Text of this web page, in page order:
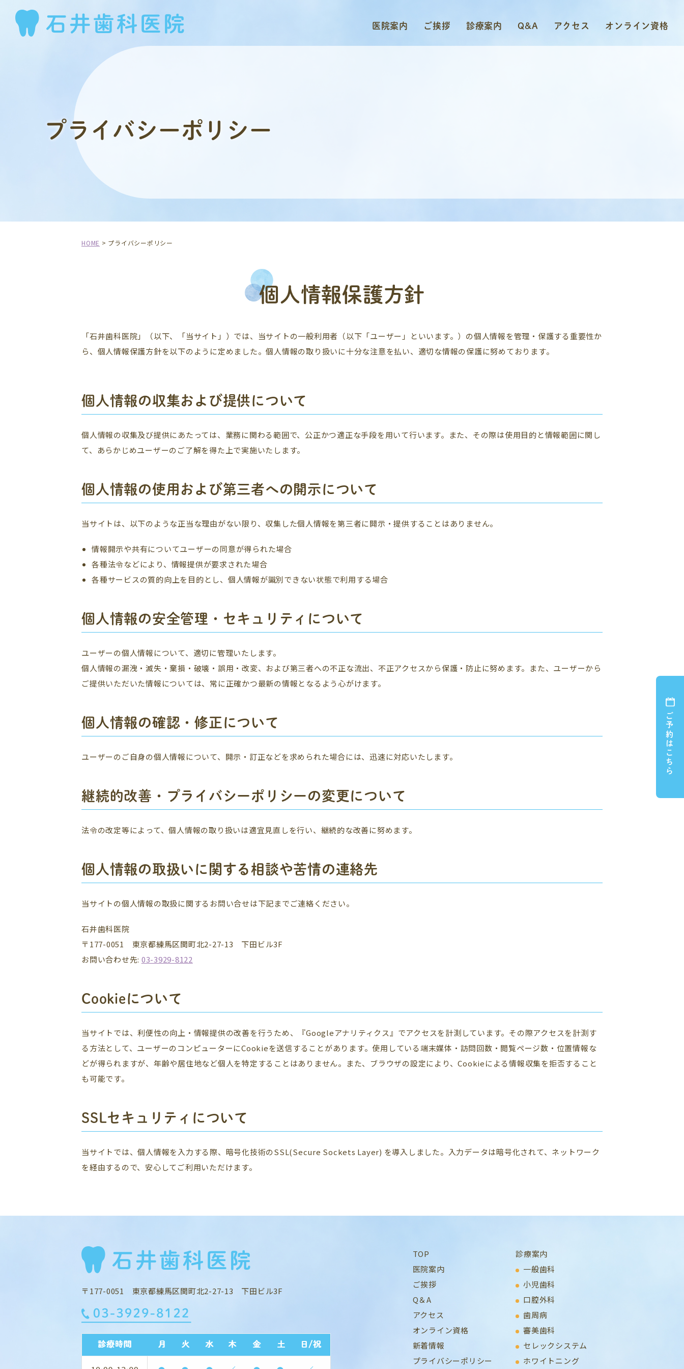
医院案内 ご挨拶 診療案内 Q&A アクセス オンライン資格
プライバシーポリシー
HOME > プライバシーポリシー
個人情報保護方針
「石井歯科医院」（以下、「当サイト」）では、当サイトの一般利用者（以下「ユーザー」といいます。）の個人情報を管理・保護する重要性か
ら、個人情報保護方針を以下のように定めました。個人情報の取り扱いに十分な注意を払い、適切な情報の保護に努めております。
個人情報の収集および提供について
個人情報の収集及び提供にあたっては、業務に関わる範囲で、公正かつ適正な手段を用いて行います。また、その際は使用目的と情報範囲に関し
て、あらかじめユーザーのご了解を得た上で実施いたします。
個人情報の使用および第三者への開示について
当サイトは、以下のような正当な理由がない限り、収集した個人情報を第三者に開示・提供することはありません。
情報開示や共有についてユーザーの同意が得られた場合
各種法令などにより、情報提供が要求された場合
各種サービスの質的向上を目的とし、個人情報が識別できない状態で利用する場合
個人情報の安全管理・セキュリティについて
ユーザーの個人情報について、適切に管理いたします。
個人情報の漏洩・滅失・棄損・破壊・誤用・改変、および第三者への不正な流出、不正アクセスから保護・防止に努めます。また、ユーザーから
ご提供いただいた情報については、常に正確かつ最新の情報となるよう心がけます。
個人情報の確認・修正について
ユーザーのご自身の個人情報について、開示・訂正などを求められた場合には、迅速に対応いたします。
継続的改善・プライバシーポリシーの変更について
法令の改定等によって、個人情報の取り扱いは適宜見直しを行い、継続的な改善に努めます。
個人情報の取扱いに関する相談や苦情の連絡先
当サイトの個人情報の取扱に関するお問い合せは下記までご連絡ください。
石井歯科医院
〒177-0051 東京都練馬区関町北2-27-13 下田ビル3F
お問い合わせ先: 03-3929-8122
Cookieについて
当サイトでは、利便性の向上・情報提供の改善を行うため、『Googleアナリティクス』でアクセスを計測しています。その際アクセスを計測す
る方法として、ユーザーのコンピューターにCookieを送信することがあります。使用している端末媒体・訪問回数・閲覧ページ数・位置情報な
どが得られますが、年齢や居住地など個人を特定することはありません。また、ブラウザの設定により、Cookieによる情報収集を拒否すること
も可能です。
SSLセキュリティについて
当サイトでは、個人情報を入力する際、暗号化技術のSSL(Secure Sockets Layer) を導入しました。入力データは暗号化されて、ネットワーク
を経由するので、安心してご利用いただけます。
〒177-0051 東京都練馬区関町北2-27-13 下田ビル3F
TOP
医院案内
ご挨拶
Q＆A
アクセス
オンライン資格
新着情報
プライバシーポリシー
診療案内
一般歯科
小児歯科
口腔外科
歯周病
審美歯科
セレックシステム
ホワイトニング
ご予約はこちら